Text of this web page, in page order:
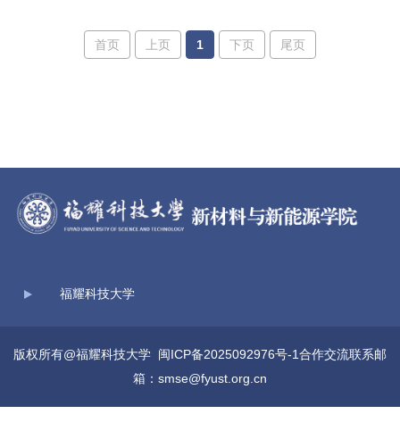
首页 上页 1 下页 尾页
福耀科技大学
版权所有@福耀科技大学 闽ICP备2025092976号-1合作交流联系邮
箱：smse@fyust.org.cn